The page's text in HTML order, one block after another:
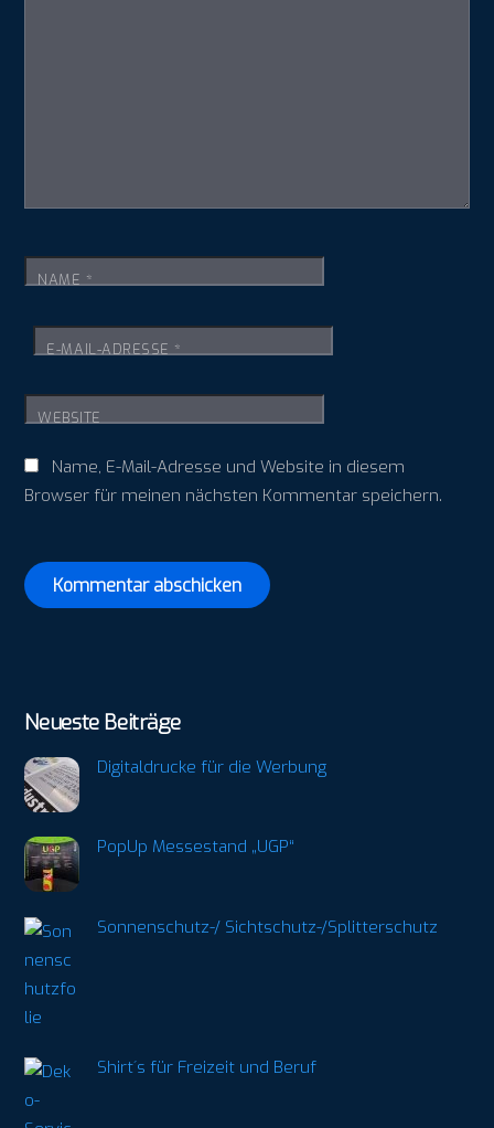
NAME*
E-MAIL-ADRESSE*
WEBSITE
Name, E-Mail-Adresse und Website in diesem
Browser für meinen nächsten Kommentar speichern.
Neueste Beiträge
Digitaldrucke für die Werbung
PopUp Messestand „UGP“
Sonnenschutz-/ Sichtschutz-/Splitterschutz
Shirt´s für Freizeit und Beruf